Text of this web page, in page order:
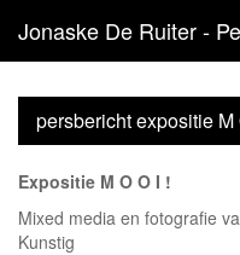
persbericht expositie M
Expositie M O O I !
Mixed media en fotografie
Kunstig